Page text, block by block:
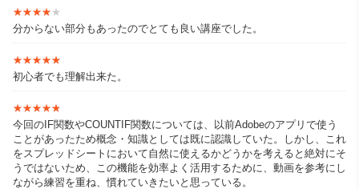
★★★★★
★★★★★
分からない部分もあったのでとても良い講座でした。
★★★★★
★★★★★
初心者でも理解出来た。
★★★★★
★★★★★
今回のIF関数やCOUNTIF関数については、以前Adobeのアプリで使う
ことがあったため概念・知識としては既に認識していた。しかし、これ
をスプレッドシートにおいて自然に使えるかどうかを考えると絶対にそ
うではないため、この機能を効率よく活用するために、動画を参考にし
ながら練習を重ね、慣れていきたいと思っている。